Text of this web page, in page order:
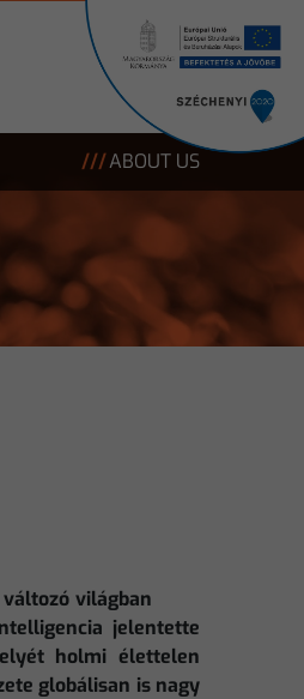
ABOUT US
világban
jelentette
holmi élettelen
globálisan is nagy